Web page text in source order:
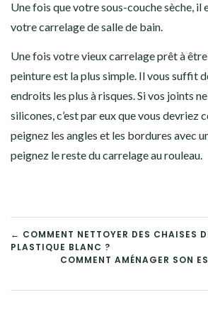
Une fois que votre sous-couche sèche, il
votre carrelage de salle de bain.
Une fois votre vieux carrelage prêt à être
peinture est la plus simple. Il vous suffit
endroits les plus à risques. Si vos joints
silicones, c’est par eux que vous devriez
peignez les angles et les bordures avec
peignez le reste du carrelage au rouleau.
NAVIGATION
L’ARTICLE
← COMMENT NETTOYER DES CHAISES
PLASTIQUE BLANC ?
COMMENT AMÉNAGER SON